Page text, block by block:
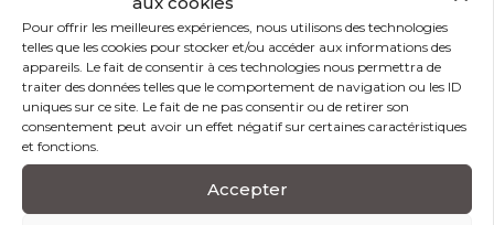
Pour offrir les meilleures expériences, nous utilisons des technologies
telles que les cookies pour stocker et/ou accéder aux informations des
appareils. Le fait de consentir à ces technologies nous permettra de
traiter des données telles que le comportement de navigation ou les ID
uniques sur ce site. Le fait de ne pas consentir ou de retirer son
consentement peut avoir un effet négatif sur certaines caractéristiques
et fonctions.
Accepter
Limiter la caféine après 14h
heures signifie qu’un café pris à 16h perturbe encore le
sommeil à minuit.
Pratiquer une activité physique régulière , idéalement
en journée plutôt qu’en soirée.
Mettre en place une routine apaisanteavant le
coucher : lecture, relaxation, étirements doux.
Consulter un médecinen cas d’insomnie chronique,
d’apnée du sommeil ou de somnolence excessive dans la
journée.